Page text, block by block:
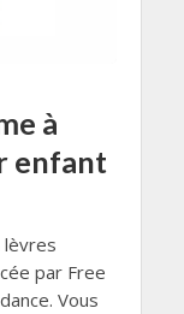
à
enfant
par Free
Vous